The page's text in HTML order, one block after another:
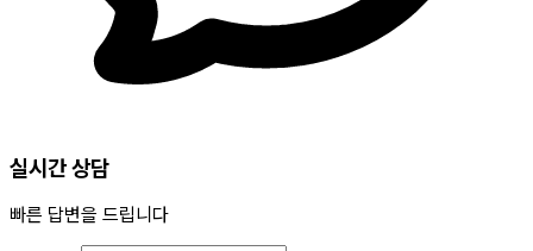
실시간 상담
빠른 답변을 드립니다